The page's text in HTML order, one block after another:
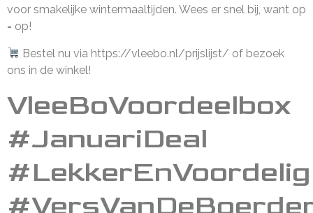
voor smakelijke wintermaaltijden. Wees er snel bij, want op
= op!
Bestel nu via https://vleebo.nl/prijslijst/ of bezoek
ons in de winkel!
VleeBoVoordeelbox
#JanuariDeal
#LekkerEnVoordelig